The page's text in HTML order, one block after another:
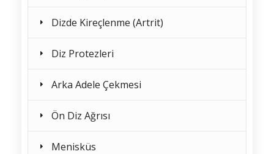
Dizde Kireçlenme (Artrit)
Diz Protezleri
Arka Adele Çekmesi
Ön Diz Ağrısı
Menisküs